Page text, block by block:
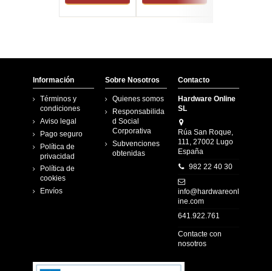
Información
Términos y
condiciones
Aviso legal
Pago seguro
Política de
privacidad
Política de
cookies
Envíos
Sobre Nosotros
Quienes somos
Responsabilida
d Social
Corporativa
Subvenciones
obtenidas
Contacto
Hardware Online
SL
Rúa San Roque,
111, 27002 Lugo
España
982 22 40 30
info@hardwareonl
ine.com
641.922.761
Contacte con
nosotros